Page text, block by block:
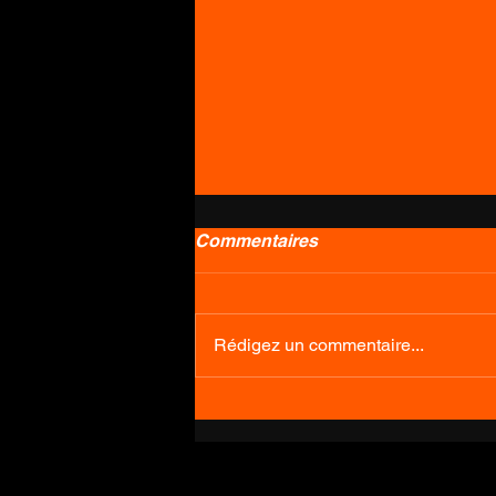
RAID PARIS-ROUBAIX-VTT (
Commentaires
Rédigez un commentaire...